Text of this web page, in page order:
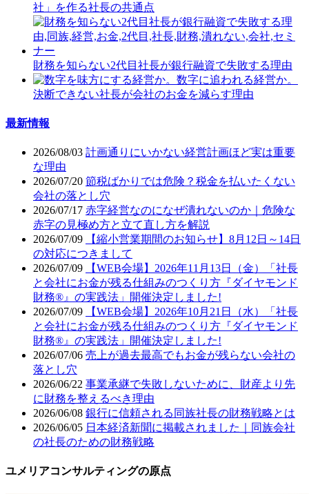
社」を作る社長の共通点
財務を知らない2代目社長が銀行融資で失敗する理由
決断できない社長が会社のお金を減らす理由
最新情報
2026/08/03 計画通りにいかない経営計画ほど実は重要
な理由
2026/07/20 節税ばかりでは危険？税金を払いたくない
会社の落とし穴
2026/07/17 赤字経営なのになぜ潰れないのか｜危険な
赤字の見極め方と立て直し方を解説
2026/07/09
【縮小営業期間のお知らせ】8月12日～14日
の対応につきまして
2026/07/09
【WEB会場】2026年11月13日（金）「社長
と会社にお金が残る仕組みのつくり方『ダイヤモンド
財務®』の実践法」開催決定しました!
2026/07/09
【WEB会場】2026年10月21日（水）「社長
と会社にお金が残る仕組みのつくり方『ダイヤモンド
財務®』の実践法」開催決定しました!
2026/07/06 売上が過去最高でもお金が残らない会社の
落とし穴
2026/06/22 事業承継で失敗しないために、財産より先
に財務を整えるべき理由
2026/06/08 銀行に信頼される同族社長の財務戦略とは
2026/06/05 日本経済新聞に掲載されました｜同族会社
の社長のための財務戦略
ユメリアコンサルティングの原点